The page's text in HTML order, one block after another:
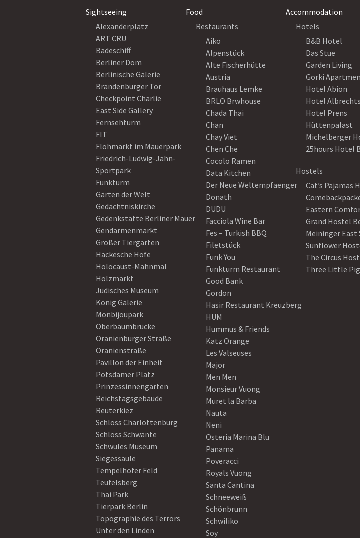
Sightseeing
Alexanderplatz
ART CRU
Badeschiff
Berliner Dom
Berlinische Galerie
Brandenburger Tor
Checkpoint Charlie
East Side Gallery
Fernsehturm
FIT
Flohmarkt im Mauerpark
Friedrich-Ludwig-Jahn-
Sportpark
Funkturm
Gärten der Welt
Gedächtniskirche
Gedenkstätte Berliner Mauer
Gendarmenmarkt
Großer Tiergarten
Hackesche Höfe
Holocaust-Mahnmal
Holzmarkt
Jüdisches Museum
König Galerie
Monbijoupark
Oberbaumbrücke
Oranienburger Straße
Oranienstraße
Pavillon der Einheit
Potsdamer Platz
Prinzessinnengärten
Reichstagsgebäude
Reuterkiez
Schloss Charlottenburg
Schloss Schwante
Schwules Museum
Siegessäule
Tempelhofer Feld
Teufelsberg
Thai Park
Tierpark Berlin
Topographie des Terrors
Unter den Linden
Food
Restaurants
Aiko
Alpenstück
Alte Fischerhütte
Austria
Brauhaus Lemke
BRLO Brwhouse
Chada Thai
Chan
Chay Viet
Chen Che
Cocolo Ramen
Data Kitchen
Der Neue Weltempfaenger
Donath
DUDU
Facciola Wine Bar
Fes – Turkish BBQ
Filetstück
Funk You
Funkturm Restaurant
Good Bank
Gordon
Hasir Restaurant Kreuzberg
HUM
Hummus & Friends
Katz Orange
Les Valseuses
Major
Men Men
Monsieur Vuong
Muret la Barba
Nauta
Neni
Osteria Marina Blu
Panama
Poveracci
Royals Vuong
Santa Cantina
Schneeweiß
Schönbrunn
Schwiliko
Soy
Accommodation
Hotels
B&B Hotel
Das Stue
Garden Living
Gorki
Hotel Abion
Hotel
Hotel Prens
Hüttenpalast
Michelberger
25hours Hotel
Hostels
Cat’s Pajamas
Eastern
Grand Hostel
Meininger East
Sunflower
The Circus
Three Little